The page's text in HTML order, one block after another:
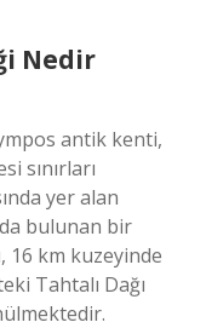
Nedir
antik kenti,
sınırları
yer alan
bulunan bir
16 km kuzeyinde
Tahtalı Dağı